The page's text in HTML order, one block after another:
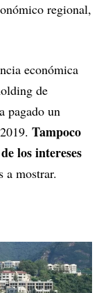
regional,
económica
de
pagado un
Tampoco
los intereses
a mostrar.